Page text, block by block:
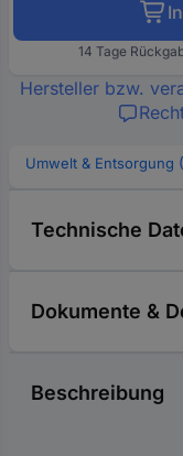
14 Tage
Hersteller bzw.
Umwelt & Entsorgung
Technische
Dokumente &
Beschreibung